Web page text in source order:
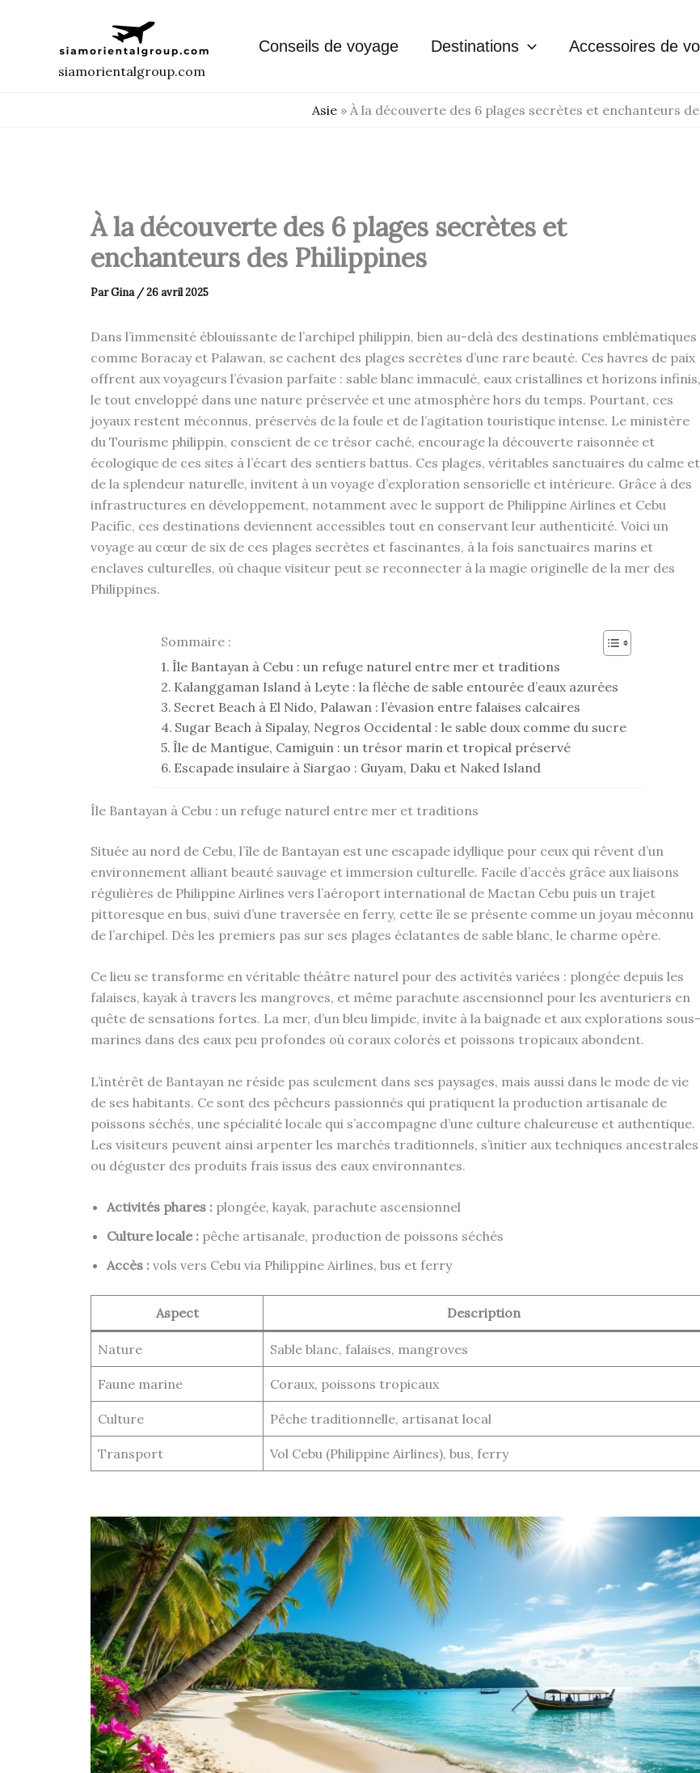
siamorientalgroup.com
Conseils de voyage Destinations Accessoires de
Asie» À la découverte des 6 plages secrètes et enchanteurs
À la découverte des 6 plages secrètes et
enchanteurs des Philippines
ParGina /26 avril 2025
Dans l’immensité éblouissante de l’archipel philippin, bien au-delà des destinations emblématiques
comme Boracay et Palawan, se cachent des plages secrètes d’une rare beauté. Ces havres de paix
offrent aux voyageurs l’évasion parfaite : sable blanc immaculé, eaux cristallines et horizons infinis,
le tout enveloppé dans une nature préservée et une atmosphère hors du temps. Pourtant, ces
joyaux restent méconnus, préservés de la foule et de l’agitation touristique intense. Le ministère
du Tourisme philippin, conscient de ce trésor caché, encourage la découverte raisonnée et
écologique de ces sites à l’écart des sentiers battus. Ces plages, véritables sanctuaires du calme et
de la splendeur naturelle, invitent à un voyage d’exploration sensorielle et intérieure. Grâce à des
infrastructures en développement, notamment avec le support de Philippine Airlines et Cebu
Pacific, ces destinations deviennent accessibles tout en conservant leur authenticité. Voici un
voyage au cœur de six de ces plages secrètes et fascinantes, à la fois sanctuaires marins et
enclaves culturelles, où chaque visiteur peut se reconnecter à la magie originelle de la mer des
Philippines.
Sommaire :
Île Bantayan à Cebu : un refuge naturel entre mer et traditions
Kalanggaman Island à Leyte : la flèche de sable entourée d’eaux azurées
Secret Beach à El Nido, Palawan : l’évasion entre falaises calcaires
Sugar Beach à Sipalay, Negros Occidental : le sable doux comme du sucre
Île de Mantigue, Camiguin : un trésor marin et tropical préservé
Escapade insulaire à Siargao : Guyam, Daku et Naked Island
Île Bantayan à Cebu : un refuge naturel entre mer et traditions
Située au nord de Cebu, l’île de Bantayan est une escapade idyllique pour ceux qui rêvent d’un
environnement alliant beauté sauvage et immersion culturelle. Facile d’accès grâce aux liaisons
régulières de Philippine Airlines vers l’aéroport international de Mactan Cebu puis un trajet
pittoresque en bus, suivi d’une traversée en ferry, cette île se présente comme un joyau méconnu
de l’archipel. Dès les premiers pas sur ses plages éclatantes de sable blanc, le charme opère.
Ce lieu se transforme en véritable théâtre naturel pour des activités variées : plongée depuis les
falaises, kayak à travers les mangroves, et même parachute ascensionnel pour les aventuriers en
quête de sensations fortes. La mer, d’un bleu limpide, invite à la baignade et aux explorations sous-
marines dans des eaux peu profondes où coraux colorés et poissons tropicaux abondent.
L’intérêt de Bantayan ne réside pas seulement dans ses paysages, mais aussi dans le mode de vie
de ses habitants. Ce sont des pêcheurs passionnés qui pratiquent la production artisanale de
poissons séchés, une spécialité locale qui s’accompagne d’une culture chaleureuse et authentique.
Les visiteurs peuvent ainsi arpenter les marchés traditionnels, s’initier aux techniques ancestrales
ou déguster des produits frais issus des eaux environnantes.
Activités phares : plongée, kayak, parachute ascensionnel
Culture locale : pêche artisanale, production de poissons séchés
Accès : vols vers Cebu via Philippine Airlines, bus et ferry
Aspect Description
Nature Sable blanc, falaises, mangroves
Faune marine Coraux, poissons tropicaux
Culture Pêche traditionnelle, artisanat local
Transport Vol Cebu (Philippine Airlines), bus, ferry